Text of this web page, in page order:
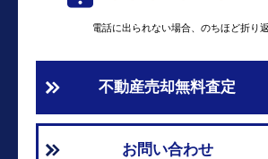
電話に出られない場合、のちほど折り返
不動産売却無料査定
お問い合わせ